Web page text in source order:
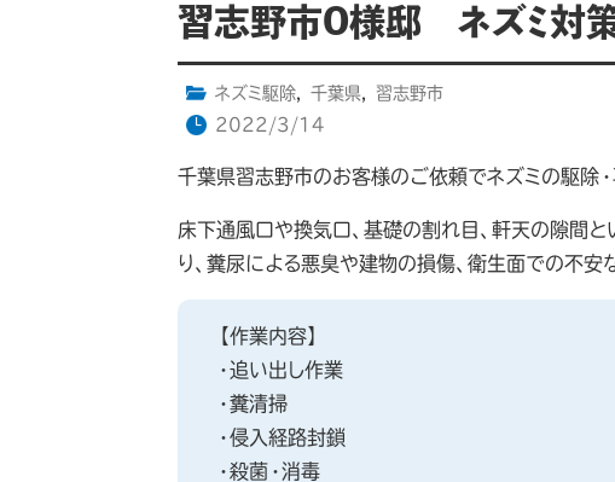
習志野市O様邸 ネズミ対
ネズミ駆除, 千葉県,
習志野市
2022/3/14
千葉県習志野市のお客様のご依頼でネズミの駆除・
床下通風口や換気口、基礎の割れ目、軒天の隙間
り、糞尿による悪臭や建物の損傷、衛生面での不
【作業内容】
・追い出し作業
・糞清掃
・侵入経路封鎖
・殺菌・消毒